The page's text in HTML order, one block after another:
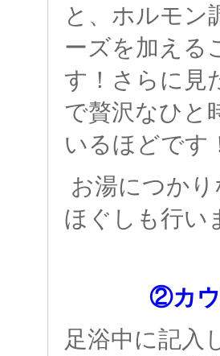
と、ホルモン
ーズを加える
す！さらに見
で贅沢なひと
いるほどです
お湯につか
ほぐしも行
②カウ
足浴中に記入